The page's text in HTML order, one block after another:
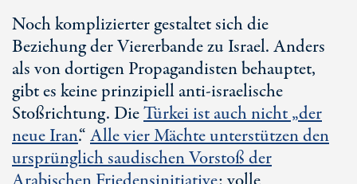
Noch komplizierter gestaltet sich die
Beziehung der Viererbande zu Israel. Anders
als von dortigen Propagandisten behauptet,
gibt es keine prinzipiell anti-israelische
Stoßrichtung. DieTürkei ist auch nicht „der
neue Iran.“Alle vier Mächte unterstützen den
ursprünglich saudischen Vorstoß der